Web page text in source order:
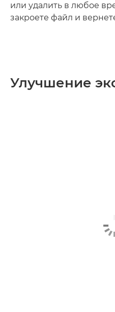
или удалить в любое
закроете файл и
Улучшение